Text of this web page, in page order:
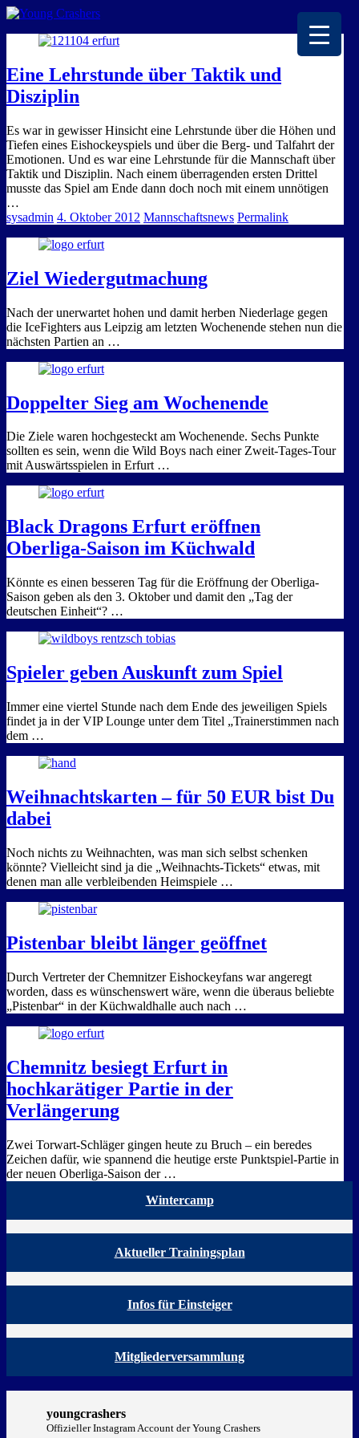
Eine Lehrstunde über Taktik und
Disziplin
Es war in gewisser Hinsicht eine Lehrstunde über die Höhen und
Tiefen eines Eishockeyspiels und über die Berg- und Talfahrt der
Emotionen. Und es war eine Lehrstunde für die Mannschaft über
Taktik und Disziplin. Nach einem überragenden ersten Drittel
musste das Spiel am Ende dann doch noch mit einem unnötigen
…
sysadmin 4. Oktober 2012 Mannschaftsnews Permalink
Ziel Wiedergutmachung
Nach der unerwartet hohen und damit herben Niederlage gegen
die IceFighters aus Leipzig am letzten Wochenende stehen nun die
nächsten Partien an …
Doppelter Sieg am Wochenende
Die Ziele waren hochgesteckt am Wochenende. Sechs Punkte
sollten es sein, wenn die Wild Boys nach einer Zweit-Tages-Tour
mit Auswärtsspielen in Erfurt …
Black Dragons Erfurt eröffnen
Oberliga-Saison im Küchwald
Könnte es einen besseren Tag für die Eröffnung der Oberliga-
Saison geben als den 3. Oktober und damit den „Tag der
deutschen Einheit“? …
Spieler geben Auskunft zum Spiel
Immer eine viertel Stunde nach dem Ende des jeweiligen Spiels
findet ja in der VIP Lounge unter dem Titel „Trainerstimmen nach
dem …
Weihnachtskarten – für 50 EUR bist Du
dabei
Noch nichts zu Weihnachten, was man sich selbst schenken
könnte? Vielleicht sind ja die „Weihnachts-Tickets“ etwas, mit
denen man alle verbleibenden Heimspiele …
Pistenbar bleibt länger geöffnet
Durch Vertreter der Chemnitzer Eishockeyfans war angeregt
worden, dass es wünschenswert wäre, wenn die überaus beliebte
„Pistenbar“ in der Küchwaldhalle auch nach …
Chemnitz besiegt Erfurt in
hochkarätiger Partie in der
Verlängerung
Zwei Torwart-Schläger gingen heute zu Bruch – ein beredes
Zeichen dafür, wie spannend die heutige erste Punktspiel-Partie in
der neuen Oberliga-Saison der …
Wintercamp
Aktueller Trainingsplan
Infos für Einsteiger
Mitgliederversammlung
youngcrashers
Offizieller Instagram Account der Young Crashers